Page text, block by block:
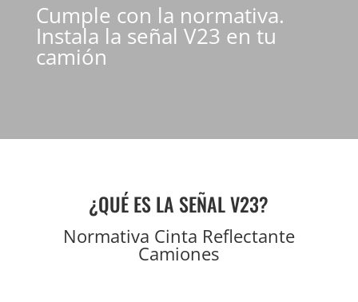
Cumple con la normativa.
Instala la señal V23 en tu
camión
¿QUÉ ES LA SEÑAL V23?
Normativa Cinta Reflectante
Camiones